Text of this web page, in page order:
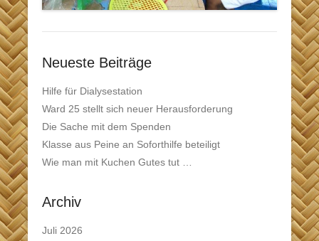
Neueste Beiträge
Hilfe für Dialysestation
Ward 25 stellt sich neuer Herausforderung
Die Sache mit dem Spenden
Klasse aus Peine an Soforthilfe beteiligt
Wie man mit Kuchen Gutes tut …
Archiv
Juli 2026